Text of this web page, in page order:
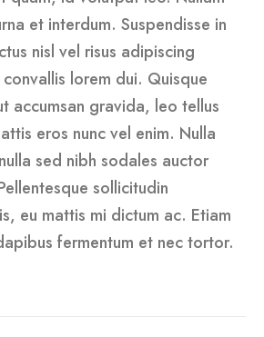
et interdum. Suspendisse in
nisl vel risus adipiscing
lorem dui. Quisque
accumsan gravida, leo tellus
eros nunc vel enim. Nulla
sed nibh sodales auctor
sollicitudin
eu mattis mi dictum ac. Etiam
fermentum et nec tortor.